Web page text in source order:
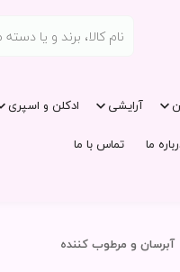
آرایشی ادکلن و اسپری
ما تماس با ما
آبرسان و مرطوب کننده